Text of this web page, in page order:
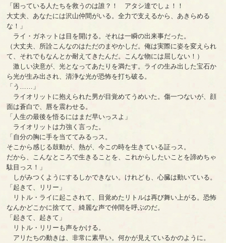
「困っている人たちを救うのは誰？！ アタシ達でしょ！！
大丈夫、あなたには沢山仲間がいる。全力で支えるから、あきらめる
な！」
ライ・ガネットは目を開ける。それは一瞬の出来事だった。
（大丈夫、所詮こんなのはただのまやかしだ。俺は実際に姿を変えられ
て、それでもなんとか耐えてきたんだ。こんな物には屈しない！）
激しい決意が、光となってあたりを満たす。ライの生み出した宝石か
ら光が生み出され、清浄な光が恐怖を打ち破る。
「う……」
ライオリットに抱えられた男が目覚めてうめいた。傷一つないが、顔
面は蒼白で、唇を震わせる。
「人生の最後を悟るにはまだ早いっスよ」
ライオリットは力強く言った。
「自分の胸に手を当ててみるっス。
そこから感じる鼓動が、熱が、今この時を生きている証っス。
だから、こんなところで生きることを、これからしたいことを諦めちゃ
駄目っス！」
しがみつくようにするしかできない。けれども、心臓は動いている。
「起きて、リリー」
リトル・ライに起こされて、目覚めたリトルは再び舞い上がる。恐怖
なんかどこかに捨てて、綺麗な声で仲間を呼ぶのだ。
「起きて、起きて」
リトル・リリーも声をかける。
アリたちの動きは、非常に素早い。何かが見えているかのように。